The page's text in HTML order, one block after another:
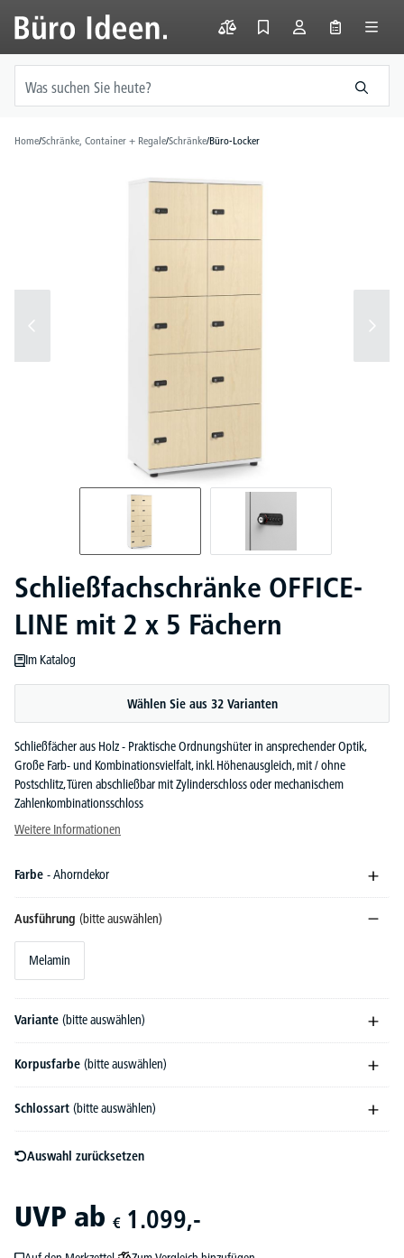
springen
Home/Schränke, Container + Regale/Schränke/Büro-Locker
Schließfachschränke OFFICE-
LINE mit 2 x 5 Fächern
Im Katalog
Wählen Sie aus 32 Varianten
Schließfächer aus Holz - Praktische Ordnungshüter in ansprechender Optik,
Große Farb- und Kombinationsvielfalt, inkl. Höhenausgleich, mit / ohne
Postschlitz, Türen abschließbar mit Zylinderschloss oder mechanischem
Zahlenkombinationsschloss
Weitere Informationen
Farbe - Ahorndekor
Ausführung (bitte auswählen)
Melamin
Variante (bitte auswählen)
Korpusfarbe (bitte auswählen)
Schlossart (bitte auswählen)
Auswahl zurücksetzen
UVP ab € 1.099,-